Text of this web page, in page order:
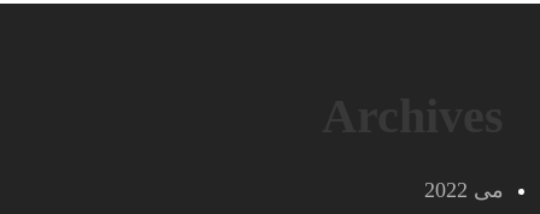
می 2022